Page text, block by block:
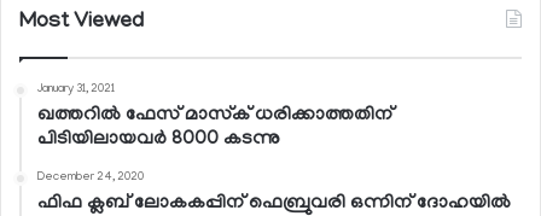
Most Viewed
January 31, 2021
ഖത്തറില്‍ ഫേസ് മാസ്‌ക് ധരിക്കാത്തതിന്
പിടിയിലായവര്‍ 8000 കടന്നു
December 24, 2020
ഫിഫ ക്ലബ് ലോകകപ്പിന് ഫെബ്രുവരി ഒന്നിന് ദോഹയില്‍